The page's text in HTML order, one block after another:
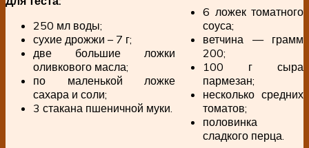
250 мл воды;
сухие дрожжи – 7 г;
две большие ложки
оливкового масла;
по маленькой ложке
сахара и соли;
3 стакана пшеничной муки.
6 ложек томатного
соуса;
ветчина — грамм
200;
100 г сыра
пармезан;
несколько средних
томатов;
половинка
сладкого перца.